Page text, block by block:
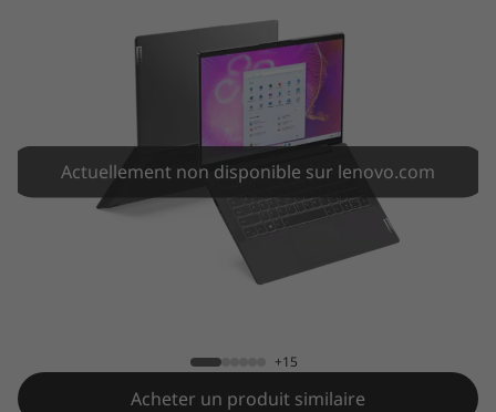
Actuellement non disponible sur lenovo.com
+15
Acheter un produit similaire